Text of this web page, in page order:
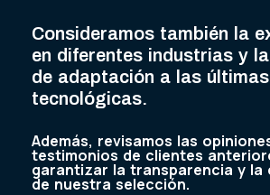
Consideramos también la
en diferentes industrias y
de adaptación a las
tecnológicas.
Además, revisamos las
testimonios de clientes
garantizar la transparencia y la
de nuestra selección.